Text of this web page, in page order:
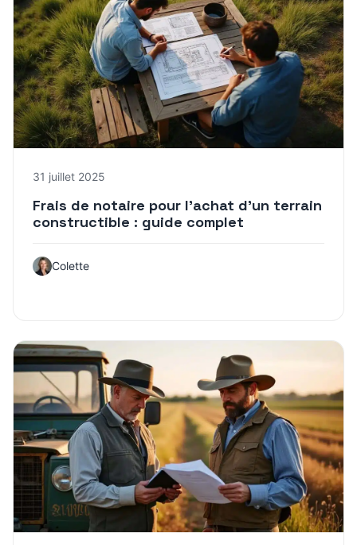
31 juillet 2025
Frais de notaire pour l’achat d’un terrain
constructible : guide complet
Colette